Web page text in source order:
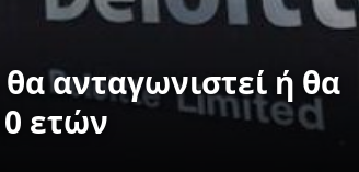
ανταγωνιστεί ή θα
ετών